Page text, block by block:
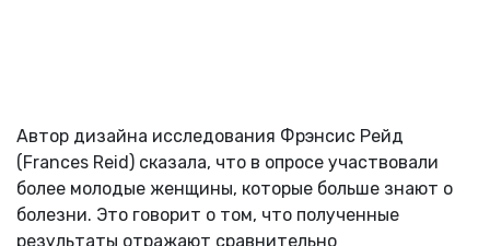
Автор дизайна исследования Фрэнсис Рейд
(Frances Reid) сказала, что в опросе участвовали
более молодые женщины, которые больше знают о
болезни. Это говорит о том, что полученные
результаты отражают сравнительно